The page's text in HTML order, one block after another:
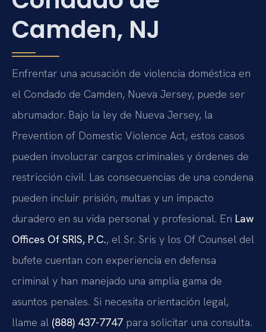
Camden, NJ
Enfrentar una acusación de violencia doméstica en
el Condado de Camden, Nueva Jersey, puede ser
abrumador. Bajo la ley de Nueva Jersey, la
Prevention of Domestic Violence Act, estos casos
pueden involucrar cargos criminales y órdenes de
restricción civil. Las consecuencias de una condena
pueden incluir prisión, multas y un impacto
duradero en su vida personal y profesional. En Law
Offices Of SRIS, P.C., el Sr. Sris y los Of Counsel del
bufete cuentan con experiencia en defensa
criminal y han manejado una amplia gama de
asuntos penales. Si necesita orientación legal,
llame al (888) 437-7747 para solicitar una consulta.